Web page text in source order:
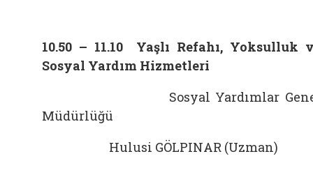
10.50 – 11.10 Yaşlı Refahı, Yoksulluk
Sosyal Yardım Hizmetleri
Sosyal Yardımlar
Müdürlüğü
Hulusi GÖLPINAR (Uzman)